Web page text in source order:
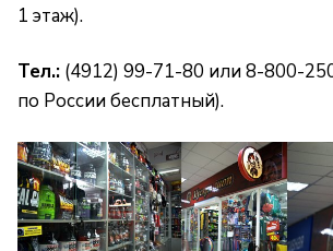
1 этаж).
Тел.: (4912) 99-71-80 или 8-800-
по России бесплатный).